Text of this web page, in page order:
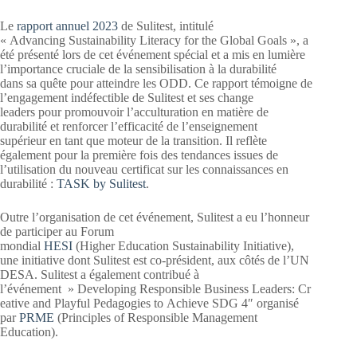
Le rapport annuel 2023 de Sulitest, intitulé
« Advancing Sustainability Literacy for the Global Goals », a
été présenté lors de cet événement spécial et a mis en lumière
l’importance cruciale de la sensibilisation à la durabilité
dans sa quête pour atteindre les ODD. Ce rapport témoigne de
l’engagement indéfectible de Sulitest et ses change
leaders pour promouvoir l’acculturation en matière de
durabilité et renforcer l’efficacité de l’enseignement
supérieur en tant que moteur de la transition. Il reflète
également pour la première fois des tendances issues de
l’utilisation du nouveau certificat sur les connaissances en
durabilité : TASK by Sulitest.
Outre l’organisation de cet événement, Sulitest a eu l’honneur
de participer au Forum
mondial HESI (Higher Education Sustainability Initiative),
une initiative dont Sulitest est co-président, aux côtés de l’UN
DESA. Sulitest a également contribué à
l’événement » Developing Responsible Business Leaders: Cr
eative and Playful Pedagogies to Achieve SDG 4″ organisé
parPRME (Principles of Responsible Management
Education).